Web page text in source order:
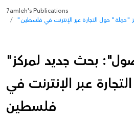
Home
About Us
Publications
Reports
Palestine Digital Activism Forum
7amleh's Publications
حول التجارة عبر الإنترنت في فلسطين
"ممنوع الوصول": بحث جديد لمركز
عبر الإنترنت في
فلسطين